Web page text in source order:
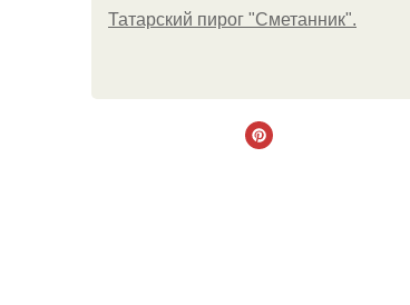
Татарский пирог "Сметанник".